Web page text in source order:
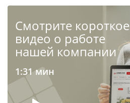
Cмотрите короткое
видео о работе
нашей компании
1:31 мин